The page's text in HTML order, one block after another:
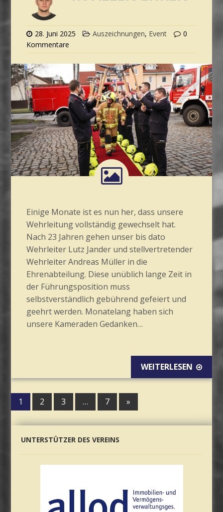
28. Juni 2025 Auszeichnungen, Event
0
Kommentare
Einige Monate ist es nun her, dass unsere
Wehrleitung vollständig gewechselt hat.
Nach 23 Jahren gehen unser bis dato
Wehrleiter Lutz Jander und stellvertretender
Wehrleiter Andreas Müller in die
Ehrenabteilung. Diese unüblich lange Zeit in
der Führungsposition muss
selbstverständlich gebührend gefeiert und
geehrt werden. Monatelang haben sich
unsere Kameraden Gedanken…
WEITERLESEN
1 2 3 … 7 »
UNTERSTÜTZER DES VEREINS